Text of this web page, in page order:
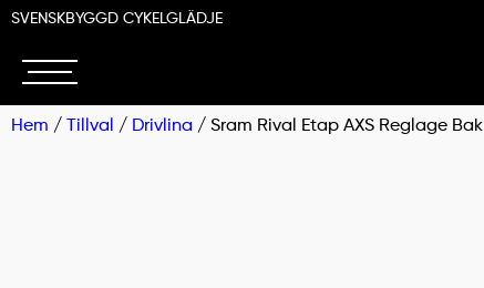
SVENSKBYGGD CYKELGLÄDJE
Hem / Tillval / Drivlina / Sram Rival Etap AXS Reglage Bak